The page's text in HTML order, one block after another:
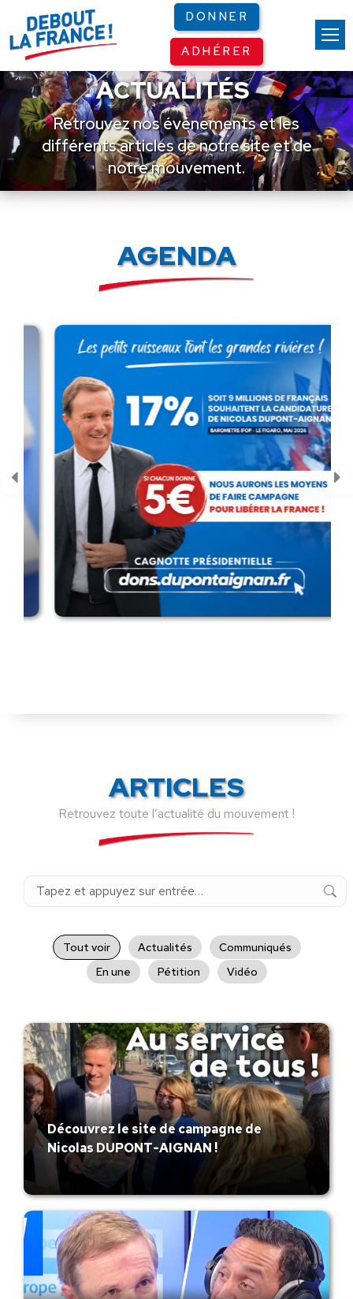
DONNER
ADHÉRER
ACTUALITÉS
Retrouvez nos événements et les
différents articles de notre site et de
notre mouvement.
AGENDA
ARTICLES
Retrouvez toute l’actualité du mouvement !
Recherche
Tout voir Actualités
Communiqués
En une
Pétition Vidéo
Découvrez le site de campagne de
Nicolas DUPONT-AIGNAN !
Panneau de gestion des cookies